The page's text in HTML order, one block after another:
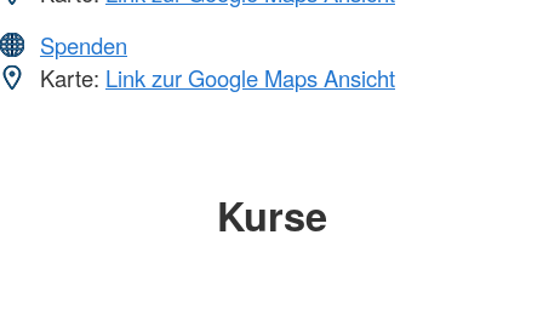
Spenden
Karte: Link zur Google Maps Ansicht
Kurse